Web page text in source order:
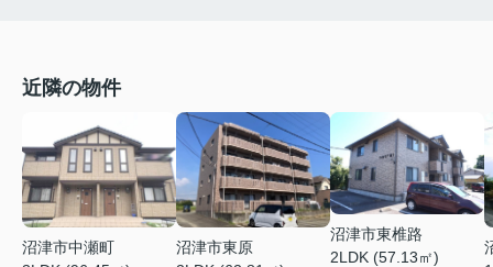
近隣の物件
沼津市中瀬町
沼津市東原
沼津市東椎路
2LDK (57.13㎡)